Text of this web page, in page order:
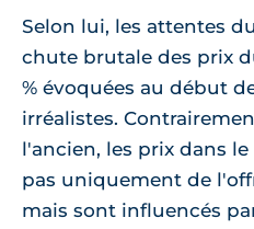
Selon lui, les attentes
chute brutale des prix
% évoquées au début
irréalistes.
l'ancien, les prix dans
pas uniquement de
mais sont influencés